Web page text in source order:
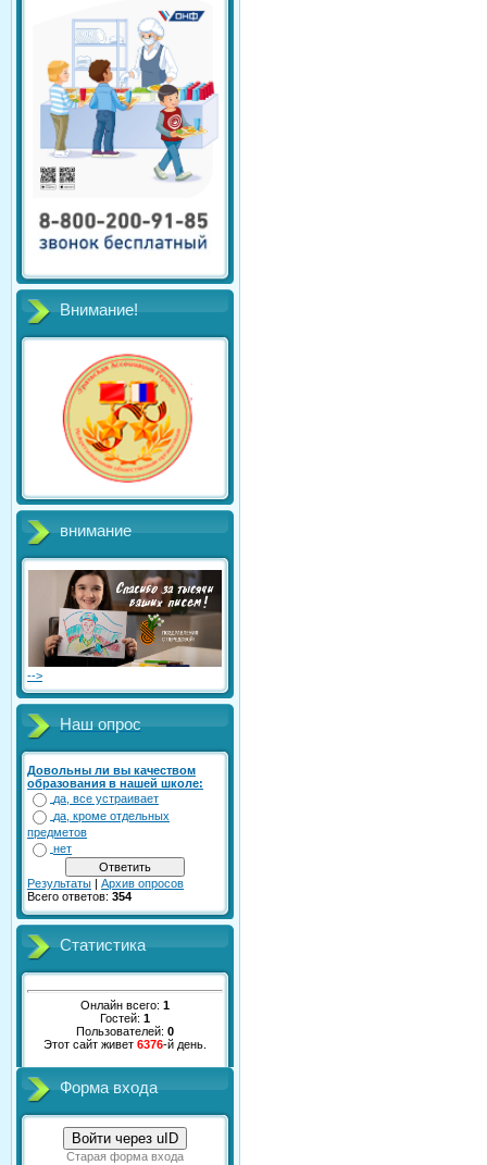
Внимание!
внимание
-->
Наш опрос
Довольны ли вы качеством
образования в нашей школе:
да, все устраивает
да, кроме отдельных
предметов
нет
Результаты | Архив опросов
Всего ответов: 354
Статистика
Онлайн всего: 1
Гостей: 1
Пользователей: 0
Этот сайт живет 6376-й день.
Форма входа
Войти через uID
Старая форма входа